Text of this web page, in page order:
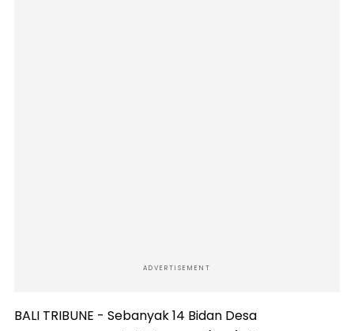
ADVERTISEMENT
BALI TRIBUNE - Sebanyak 14 Bidan Desa